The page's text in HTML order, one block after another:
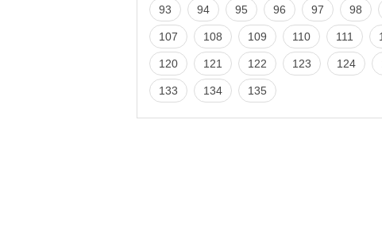
93 94 95 96 97 98
107 108 109 110 111
120 121 122 123 124
133 134 135